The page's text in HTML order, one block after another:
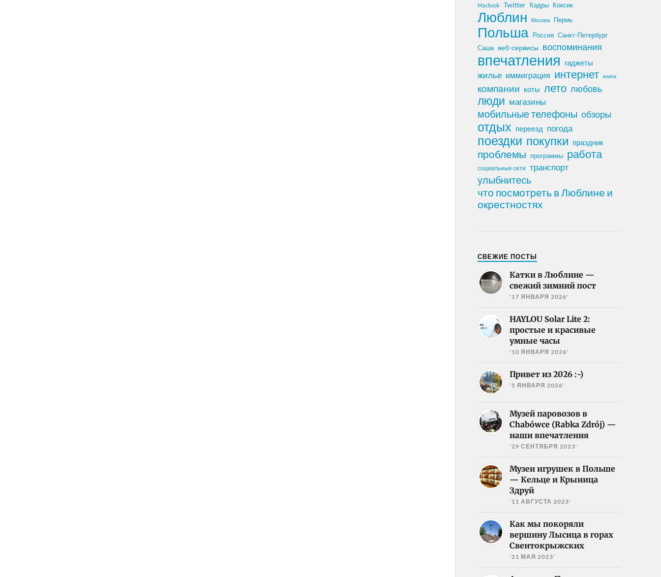
Macbook Twitter Кадры Коксик
Люблин Москва Пермь
Польша Россия Санкт-Петербург
Саша веб-сервисы воспоминания
впечатления гаджеты
жилье иммиграция интернет книги
компании коты лето любовь
люди магазины
мобильные телефоны обзоры
отдых переезд погода
поездки покупки праздник
проблемы программы работа
социальные сети транспорт
улыбнитесь
что посмотреть в Люблине и
окрестностях
СВЕЖИЕ ПОСТЫ
Катки в Люблине —
свежий зимний пост
'17 ЯНВАРЯ 2026'
HAYLOU Solar Lite 2:
простые и красивые
умные часы
'10 ЯНВАРЯ 2026'
Привет из 2026 :-)
'5 ЯНВАРЯ 2026'
Музей паровозов в
Chabówce (Rabka Zdrój) —
наши впечатления
'29 СЕНТЯБРЯ 2023'
Музеи игрушек в Польше
— Кельце и Крыница
Здруй
'11 АВГУСТА 2023'
Как мы покоряли
вершину Лысица в горах
Свентокрыжских
'21 МАЯ 2023'